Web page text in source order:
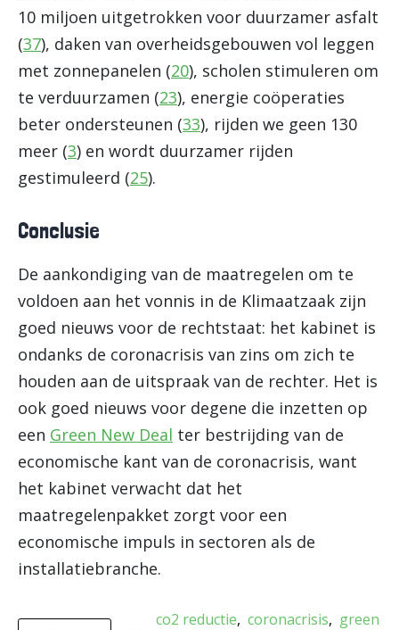
10 miljoen uitgetrokken voor duurzamer asfalt
(37), daken van overheidsgebouwen vol leggen
met zonnepanelen (20), scholen stimuleren om
te verduurzamen (23), energie coöperaties
beter ondersteunen (33), rijden we geen 130
meer (3) en wordt duurzamer rijden
gestimuleerd (25).
Conclusie
De aankondiging van de maatregelen om te
voldoen aan het vonnis in de Klimaatzaak zijn
goed nieuws voor de rechtstaat: het kabinet is
ondanks de coronacrisis van zins om zich te
houden aan de uitspraak van de rechter. Het is
ook goed nieuws voor degene die inzetten op
een Green New Deal ter bestrijding van de
economische kant van de coronacrisis, want
het kabinet verwacht dat het
maatregelenpakket zorgt voor een
economische impuls in sectoren als de
installatiebranche.
co2 reductie coronacrisis
green